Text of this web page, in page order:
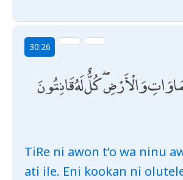
30:26
وَالْأَرْضِ ۖ كُلٌّ لَهُ قَانِتُونَ
TiRe ni awon t’o wa ninu
ati ile. Eni kookan ni